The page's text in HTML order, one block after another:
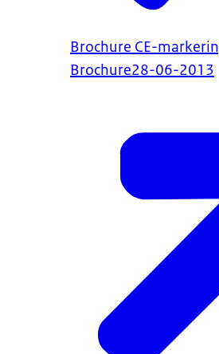
Brochure CE-
Brochure28-06-2013